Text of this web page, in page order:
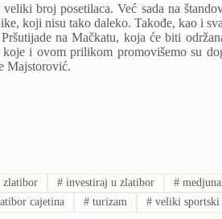
broj posetilaca. Već sada na
koji nisu tako daleko. Takođe, kao i
na Mačkatu, koja će biti
i ovom prilikom promovišemo su
Majstorović.
zlatibor # investiraj u zlatibor #
cajetina # turizam #veliki sportski